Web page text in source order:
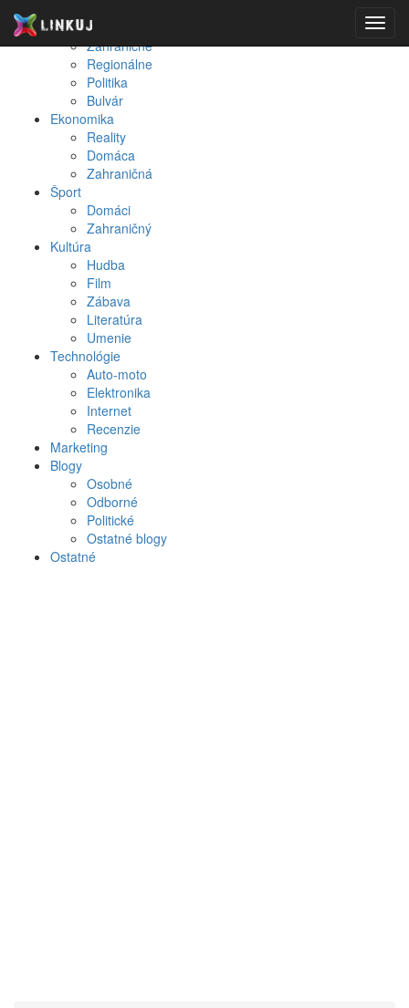
Domáce
Zahraničné
Regionálne
Politika
Bulvár
Ekonomika
Reality
Domáca
Zahraničná
Šport
Domáci
Zahraničný
Kultúra
Hudba
Film
Zábava
Literatúra
Umenie
Technológie
Auto-moto
Elektronika
Internet
Recenzie
Marketing
Blogy
Osobné
Odborné
Politické
Ostatné blogy
Ostatné